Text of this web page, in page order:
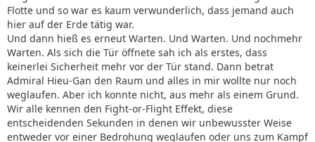
Flotte und so war es kaum verwunderlich, dass jemand auch
hier auf der Erde tätig war.
Und dann hieß es erneut Warten. Und Warten. Und nochmehr
Warten. Als sich die Tür öffnete sah ich als erstes, dass
keinerlei Sicherheit mehr vor der Tür stand. Dann betrat
Admiral Hieu-Gan den Raum und alles in mir wollte nur noch
weglaufen. Aber ich konnte nicht, aus mehr als einem Grund.
Wir alle kennen den Fight-or-Flight Effekt, diese
entscheidenden Sekunden in denen wir unbewusster Weise
entweder vor einer Bedrohung weglaufen oder uns zum Kampf